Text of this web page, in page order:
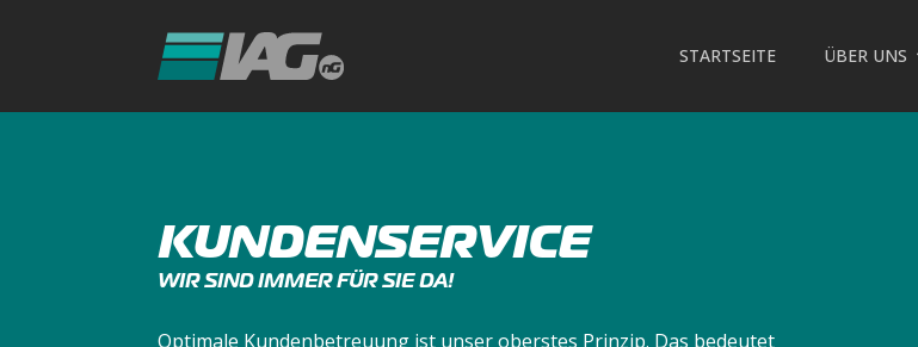
STARTSEITE ÜBER UNS
KUNDENSERVICE
WIR SIND IMMER FÜR SIE DA!
Optimale Kundenbetreuung ist unser oberstes Prinzip. Das bedeutet